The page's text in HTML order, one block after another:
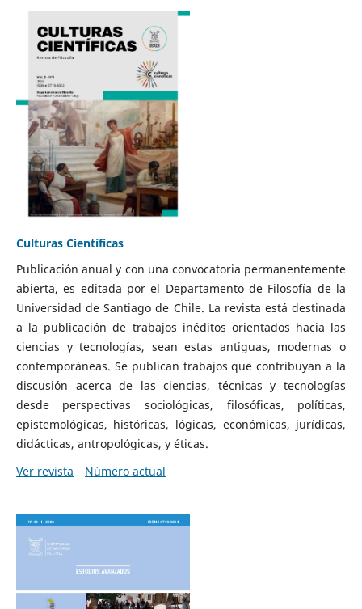
Culturas Científicas
Publicación anual y con una convocatoria permanentemente
abierta, es editada por el Departamento de Filosofía de la
Universidad de Santiago de Chile. La revista está destinada
a la publicación de trabajos inéditos orientados hacia las
ciencias y tecnologías, sean estas antiguas, modernas o
contemporáneas. Se publican trabajos que contribuyan a la
discusión acerca de las ciencias, técnicas y tecnologías
desde perspectivas sociológicas, filosóficas, políticas,
epistemológicas, históricas, lógicas, económicas, jurídicas,
didácticas, antropológicas, y éticas.
Ver revista
Número actual